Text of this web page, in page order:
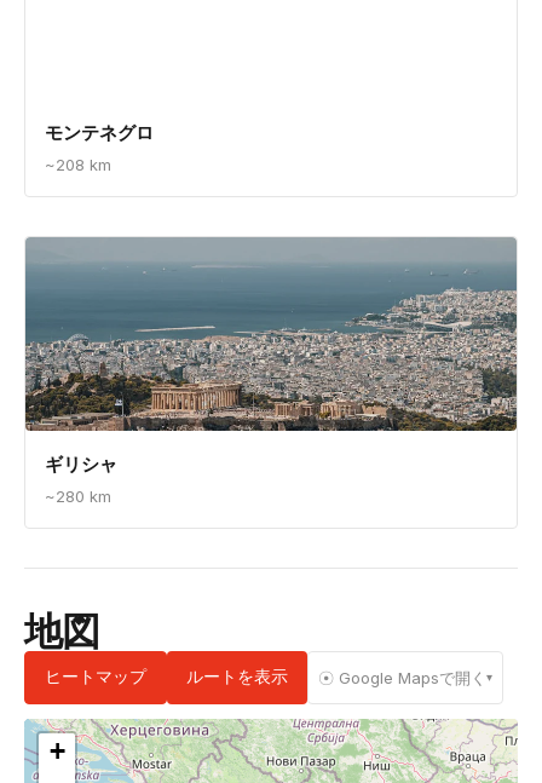
モンテネグロ
~208 km
ギリシャ
~280 km
地図
ヒートマップ ルートを表示 ☉ Google Mapsで開く ▾
+